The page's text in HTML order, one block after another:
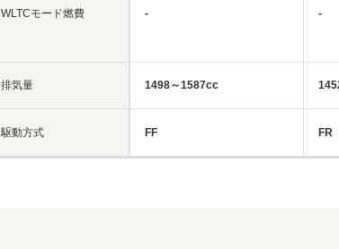
WLTCモード燃費
排気量
駆動方式
-
1498～1587cc
FF
-
FR